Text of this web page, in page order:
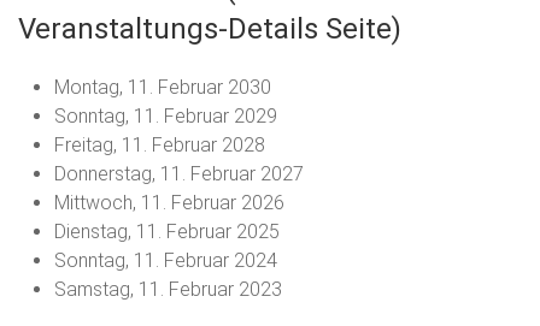
Veranstaltungs-Details Seite)
Montag, 11. Februar 2030
Sonntag, 11. Februar 2029
Freitag, 11. Februar 2028
Donnerstag, 11. Februar 2027
Mittwoch, 11. Februar 2026
Dienstag, 11. Februar 2025
Sonntag, 11. Februar 2024
Samstag, 11. Februar 2023